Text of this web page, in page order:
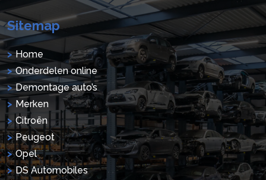
Sitemap
Home
Onderdelen online
Demontage auto’s
Merken
Citroën
Peugeot
Opel
DS Automobiles